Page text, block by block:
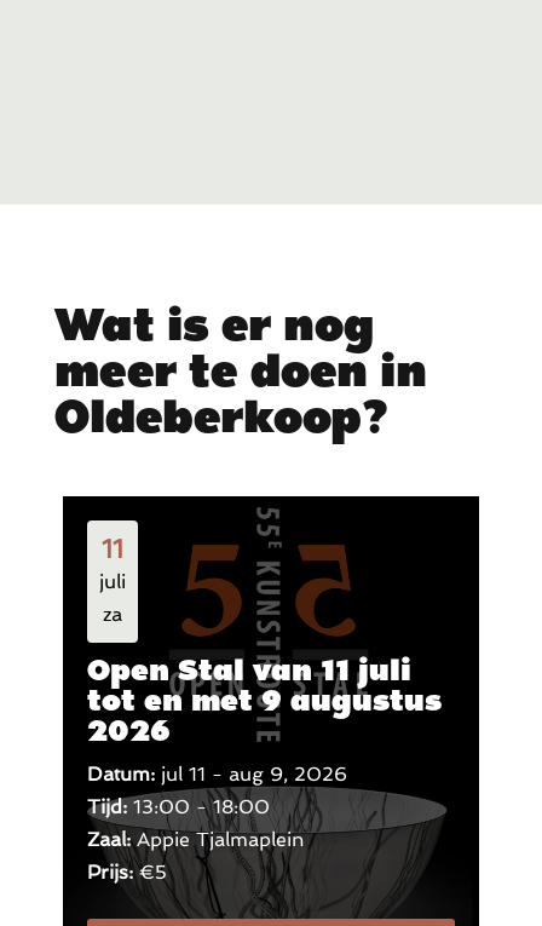
Wat is er nog
meer te doen in
Oldeberkoop?
11
juli
za
Open Stal van 11 juli
tot en met 9 augustus
2026
Datum: jul 11 - aug 9, 2026
Tijd: 13:00 - 18:00
Zaal:Appie Tjalmaplein
Prijs:€5